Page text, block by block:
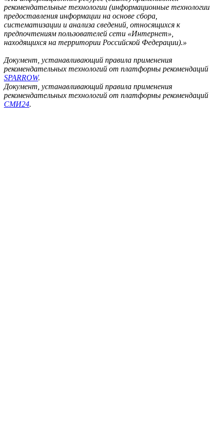
рекомендательные технологии (информационные технологии
предоставления информации на основе сбора,
систематизации и анализа сведений, относящихся к
предпочтениям пользователей сети «Интернет»,
находящихся на территории Российской Федерации).»
Документ, устанавливающий правила применения
рекомендательных технологий от платформы рекомендаций
SPARROW.
Документ, устанавливающий правила применения
рекомендательных технологий от платформы рекомендаций
СМИ24.